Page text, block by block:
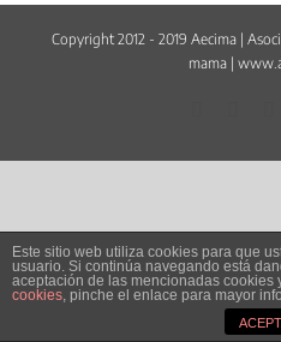
Copyright 2012 - 2019 Aecima |
mama |
Este sitio web utiliza cookies para que
usuario. Si continúa navegando está
aceptación de las mencionadas cookies
cookies, pinche el enlace para mayor